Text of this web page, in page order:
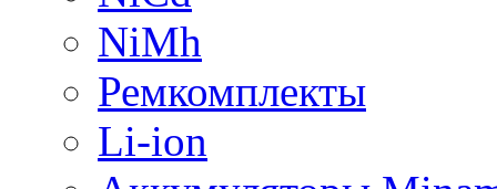
NiMh
Ремкомплекты
Li-ion